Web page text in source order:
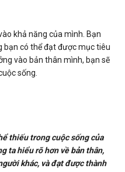
khả năng của mình. Bạn
bạn có thể đạt được mục tiêu
vào bản thân mình, bạn sẽ
sống.
thiếu trong cuộc sống của
ta hiểu rõ hơn về bản thân,
khác, và đạt được thành